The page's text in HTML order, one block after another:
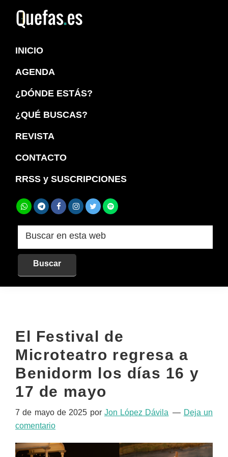
navegación
principal
principal
INICIO
AGENDA
¿DÓNDE ESTÁS?
¿QUÉ BUSCAS?
REVISTA
CONTACTO
RRSS y SUSCRIPCIONES
Buscar
web
El Festival de
Microteatro regresa a
Benidorm los días 16 y
17 de mayo
7 de mayo de 2025 por Jon López Dávila
Deja un
comentario